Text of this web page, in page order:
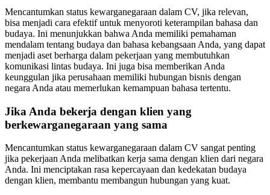
Mencantumkan status kewarganegaraan dalam CV, jika relevan,
bisa menjadi cara efektif untuk menyoroti keterampilan bahasa dan
budaya. Ini menunjukkan bahwa Anda memiliki pemahaman
mendalam tentang budaya dan bahasa kebangsaan Anda, yang dapat
menjadi aset berharga dalam pekerjaan yang membutuhkan
komunikasi lintas budaya. Ini juga bisa memberikan Anda
keunggulan jika perusahaan memiliki hubungan bisnis dengan
negara Anda atau memerlukan kemampuan bahasa tertentu.
Jika Anda bekerja dengan klien yang
berkewarganegaraan yang sama
Mencantumkan status kewarganegaraan dalam CV sangat penting
jika pekerjaan Anda melibatkan kerja sama dengan klien dari negara
Anda. Ini menciptakan rasa kepercayaan dan kedekatan budaya
dengan klien, membantu membangun hubungan yang kuat.